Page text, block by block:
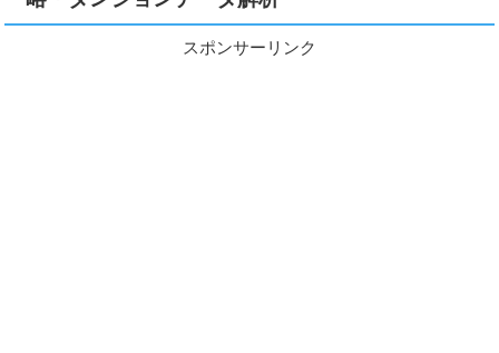
スポンサーリンク